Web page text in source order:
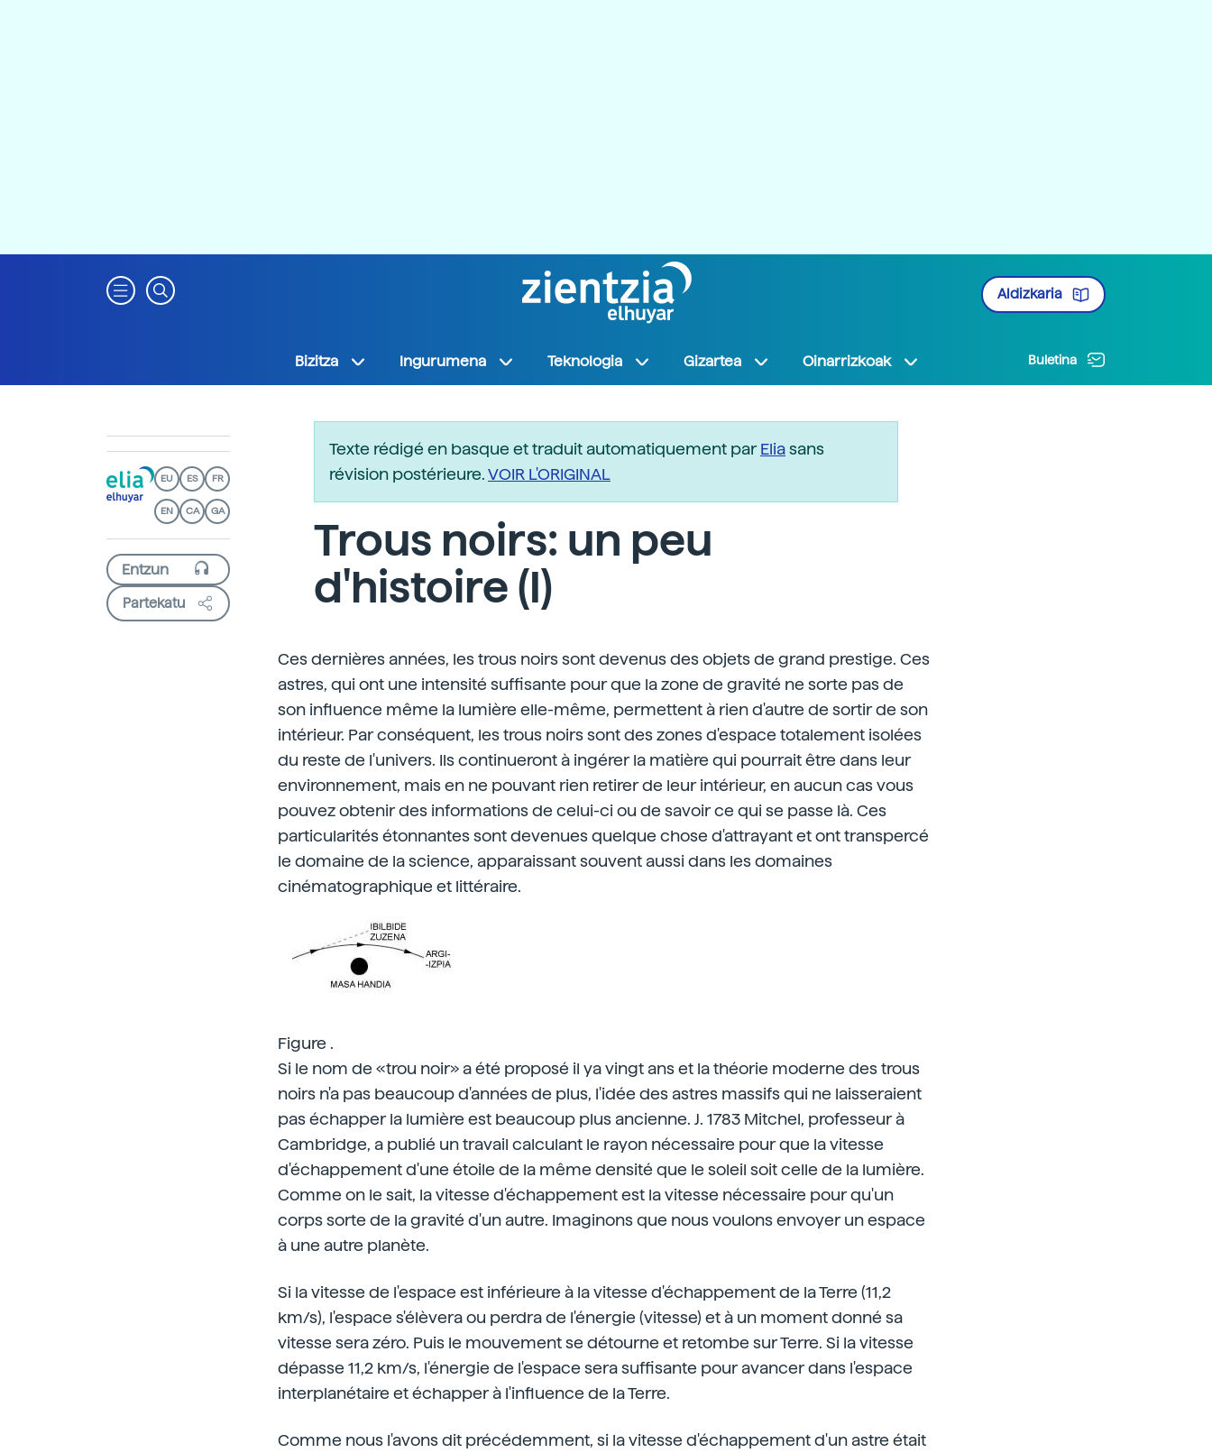
Aldizkaria
Bizitza Ingurumena Teknologia Gizartea Oinarrizkoak Buletina
EU ES FR
EN CA GA
Partekatu
Texte rédigé en basque et traduit automatiquement parEliasans
révision postérieure.VOIR L'ORIGINAL
Trous noirs: un peu
d'histoire (I)
Ces dernières années, les trous noirs sont devenus des objets de grand prestige. Ces
astres, qui ont une intensité suffisante pour que la zone de gravité ne sorte pas de
son influence même la lumière elle-même, permettent à rien d'autre de sortir de son
intérieur. Par conséquent, les trous noirs sont des zones d'espace totalement isolées
du reste de l'univers. Ils continueront à ingérer la matière qui pourrait être dans leur
environnement, mais en ne pouvant rien retirer de leur intérieur, en aucun cas vous
pouvez obtenir des informations de celui-ci ou de savoir ce qui se passe là. Ces
particularités étonnantes sont devenues quelque chose d'attrayant et ont transpercé
le domaine de la science, apparaissant souvent aussi dans les domaines
cinématographique et littéraire.
Figure .
Si le nom de «trou noir» a été proposé il ya vingt ans et la théorie moderne des trous
noirs n'a pas beaucoup d'années de plus, l'idée des astres massifs qui ne laisseraient
pas échapper la lumière est beaucoup plus ancienne. J. 1783 Mitchel, professeur à
Cambridge, a publié un travail calculant le rayon nécessaire pour que la vitesse
d'échappement d'une étoile de la même densité que le soleil soit celle de la lumière.
Comme on le sait, la vitesse d'échappement est la vitesse nécessaire pour qu'un
corps sorte de la gravité d'un autre. Imaginons que nous voulons envoyer un espace
à une autre planète.
Si la vitesse de l'espace est inférieure à la vitesse d'échappement de la Terre (11,2
km/s), l'espace s'élèvera ou perdra de l'énergie (vitesse) et à un moment donné sa
vitesse sera zéro. Puis le mouvement se détourne et retombe sur Terre. Si la vitesse
dépasse 11,2 km/s, l'énergie de l'espace sera suffisante pour avancer dans l'espace
interplanétaire et échapper à l'influence de la Terre.
Comme nous l'avons dit précédemment, si la vitesse d'échappement d'un astre était